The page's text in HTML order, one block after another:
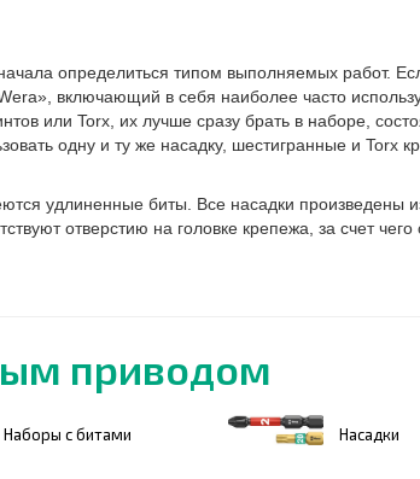
приводом
Наборы с битами Насадки
определиться типом выполняемых работ.
включающий в себя наиболее часто
или Torx, их лучше сразу брать в наборе,
одну и ту же насадку, шестигранные и Torx
удлиненные биты. Все насадки
отверстию на головке крепежа, за счет